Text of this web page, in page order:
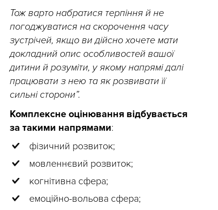
Тож варто набратися терпіння й не
погоджуватися на скорочення часу
зустрічей, якщо ви дійсно хочете мати
докладний опис особливостей вашої
дитини й розуміти, у якому напрямі далі
працювати з нею та як розвивати її
сильні сторони”.
Комплексне оцінювання відбувається
за такими напрямами:
фізичний розвиток;
мовленнєвий розвиток;
когнітивна сфера;
емоційно-вольова сфера;